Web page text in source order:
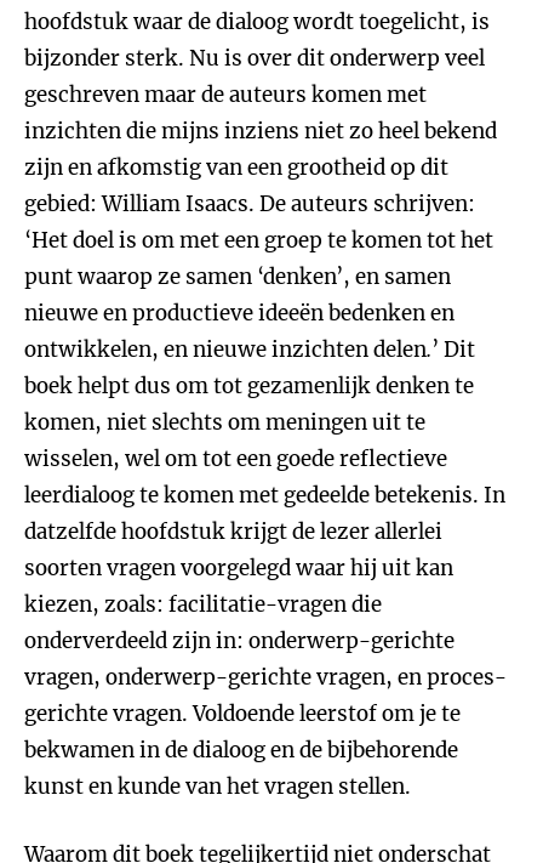
hoofdstuk waar de dialoog wordt toegelicht, is
bijzonder sterk. Nu is over dit onderwerp veel
geschreven maar de auteurs komen met
inzichten die mijns inziens niet zo heel bekend
zijn en afkomstig van een grootheid op dit
gebied: William Isaacs. De auteurs schrijven:
‘Het doel is om met een groep te komen tot het
punt waarop ze samen ‘denken’, en samen
nieuwe en productieve ideeën bedenken en
ontwikkelen, en nieuwe inzichten delen.’ Dit
boek helpt dus om tot gezamenlijk denken te
komen, niet slechts om meningen uit te
wisselen, wel om tot een goede reflectieve
leerdialoog te komen met gedeelde betekenis. In
datzelfde hoofdstuk krijgt de lezer allerlei
soorten vragen voorgelegd waar hij uit kan
kiezen, zoals: facilitatie-vragen die
onderverdeeld zijn in: onderwerp-gerichte
vragen, onderwerp-gerichte vragen, en proces-
gerichte vragen. Voldoende leerstof om je te
bekwamen in de dialoog en de bijbehorende
kunst en kunde van het vragen stellen.
Waarom dit boek tegelijkertijd niet onderschat